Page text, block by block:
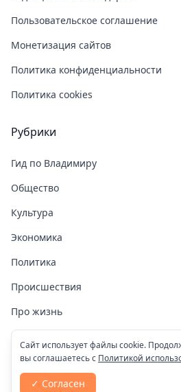
Пользовательское соглашение
Монетизация сайтов
Политика конфиденциальности
Политика cookies
Рубрики
Гид по Владимиру
Общество
Культура
Экономика
Политика
Происшествия
Про жизнь
Здоровье
COVID-19
Спорт
Сайт использует файлы cookie.
вы соглашаетесь с Политикой
✓ Согласен